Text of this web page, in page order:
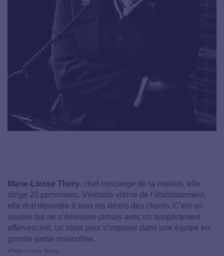
Marie-Liesse Thery, chef concierge de la maison, elle
dirige 20 personnes. Véritable vitrine de l’établissement,
elle doit répondre à tous les désirs des clients. C’est un
sourire qui ne s’émousse jamais avec un tempérament
effervescent, un atout pour s‘imposer dans une équipe en
grande partie masculine.
(Photo © Louis Téran)